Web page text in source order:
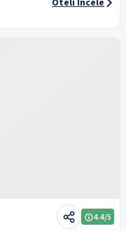
Oteli İncele
4.4/5